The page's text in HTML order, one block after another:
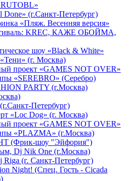
(г.Санкт-Петербург)
«Пляж. Весенняя версия»
KREC, КАЖЕ ОБОЙМА,
шоу «Black & White»
(г. Москва)
проект «GAMES NOT OVER»
«SEREBRO» (Серебро)
PARTY (г.Москва)
Петербург)
«Loc Dog» (г. Москва)
проект «GAMES NOT OVER»
«PLAZMA» (г.Москва)
(Фрик-шоу "Эйфория")
Dj Nik One (г.Москва)
(г. Санкт-Петербург)
Night! (Спец. Гость - Cicada